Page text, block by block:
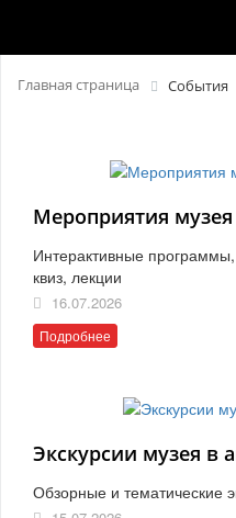
Главная страница События
Мероприятия музея
Интерактивные
квиз, лекции
16.07.2026
Подробнее
Экскурсии музея в
Обзорные и тематические